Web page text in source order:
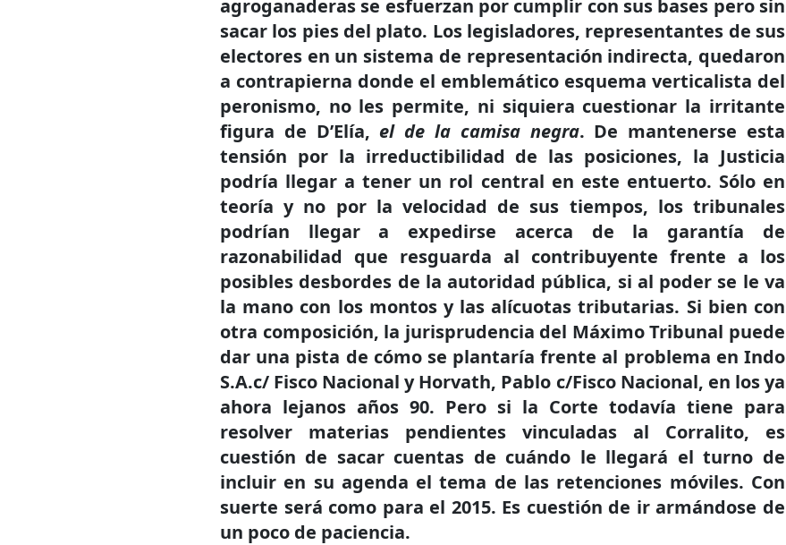
agroganaderas se esfuerzan por cumplir con sus bases pero sin
sacar los pies del plato. Los legisladores, representantes de sus
electores en un sistema de representación indirecta, quedaron
a contrapierna donde el emblemático esquema verticalista del
peronismo, no les permite, ni siquiera cuestionar la irritante
figura de D’Elía, el de la camisa negra. De mantenerse esta
tensión por la irreductibilidad de las posiciones, la Justicia
podría llegar a tener un rol central en este entuerto. Sólo en
teoría y no por la velocidad de sus tiempos, los tribunales
podrían llegar a expedirse acerca de la garantía de
razonabilidad que resguarda al contribuyente frente a los
posibles desbordes de la autoridad pública, si al poder se le va
la mano con los montos y las alícuotas tributarias. Si bien con
otra composición, la jurisprudencia del Máximo Tribunal puede
dar una pista de cómo se plantaría frente al problema en Indo
S.A.c/ Fisco Nacional y Horvath, Pablo c/Fisco Nacional, en los ya
ahora lejanos años 90. Pero si la Corte todavía tiene para
resolver materias pendientes vinculadas al Corralito, es
cuestión de sacar cuentas de cuándo le llegará el turno de
incluir en su agenda el tema de las retenciones móviles. Con
suerte será como para el 2015. Es cuestión de ir armándose de
un poco de paciencia.